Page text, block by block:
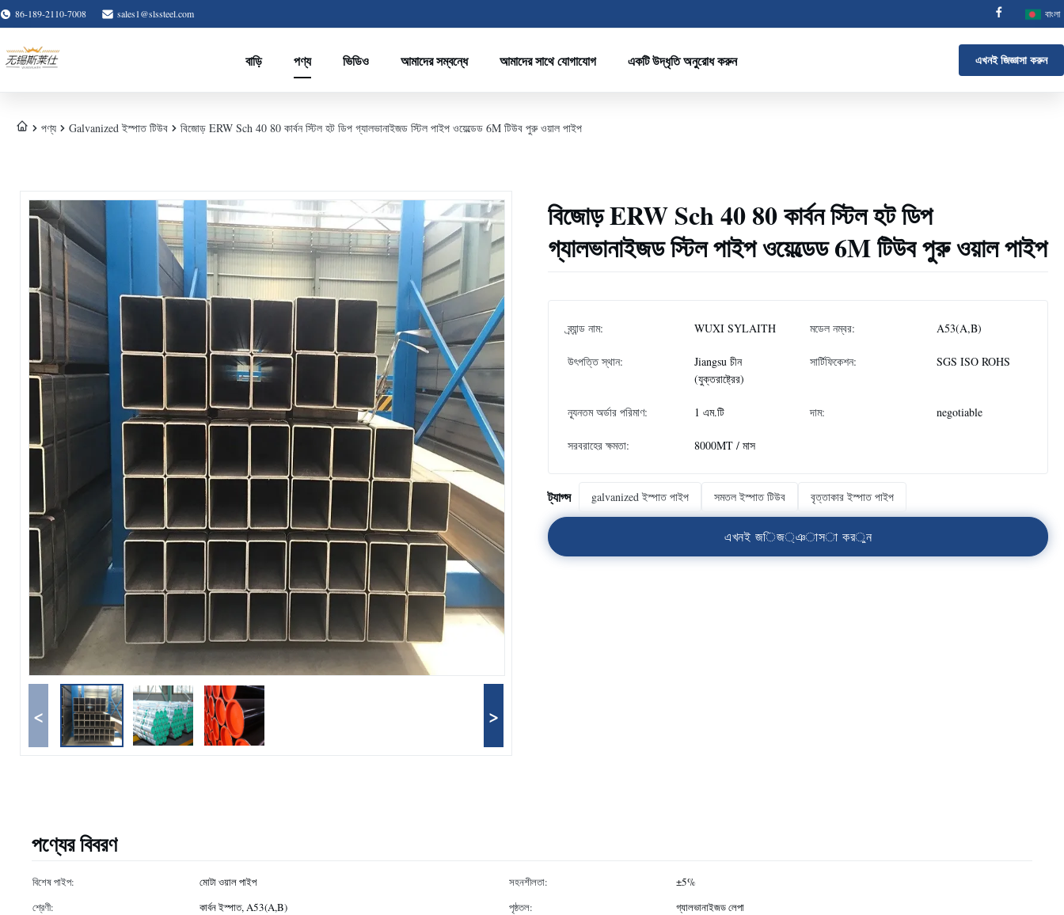
86-189-2110-7008 sales1@slssteel.com বাংলা
বাড়ি পণ্য ভিডিও আমাদের সম্বন্ধে আমাদের সাথে যোগাযোগ একটি উদ্ধৃতি অনুরোধ করুন এখনই জিজ্ঞাসা করুন
পণ্য Galvanized ইস্পাত টিউব বিজোড় ERW Sch 40 80 কার্বন স্টিল হট ডিপ গ্যালভানাইজড স্টিল পাইপ ওয়েল্ডেড 6M টিউব পুরু ওয়াল পাইপ
< >
বিজোড় ERW Sch 40 80 কার্বন স্টিল হট ডিপ
গ্যালভানাইজড স্টিল পাইপ ওয়েল্ডেড 6M টিউব পুরু ওয়াল পাইপ
ব্র্যান্ড নাম: WUXI SYLAITH মডেল নম্বর: A53(A,B)
উৎপত্তি স্থান:
Jiangsu চীন
(যুক্তরাষ্ট্রের)
সার্টিফিকেশন: SGS ISO ROHS
ন্যূনতম অর্ডার পরিমাণ: 1 এম.টি দাম: negotiable
সরবরাহের ক্ষমতা: 8000MT / মাস
ট্যাগ্স galvanized ইস্পাত পাইপ সমতল ইস্পাত টিউব বৃত্তাকার ইস্পাত পাইপ
এখনই জিজ্ঞাসা করুন
পণ্যের বিবরণ
বিশেষ পাইপ: মোটা ওয়াল পাইপ সহনশীলতা:
±5%
শ্রেণী:
কার্বন ইস্পাত, A53(A,B) পৃষ্ঠতল:
গ্যালভানাইজড লেপা